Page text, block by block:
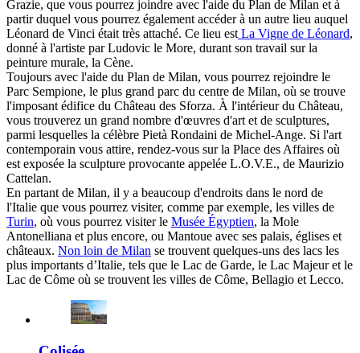
Grazie, que vous pourrez joindre avec l'aide du Plan de Milan et à
partir duquel vous pourrez également accéder à un autre lieu auquel
Léonard de Vinci était très attaché. Ce lieu est La Vigne de Léonard,
donné à l'artiste par Ludovic le More, durant son travail sur la
peinture murale, la Cène.
Toujours avec l'aide du Plan de Milan, vous pourrez rejoindre le
Parc Sempione, le plus grand parc du centre de Milan, où se trouve
l'imposant édifice du Château des Sforza. À l'intérieur du Château,
vous trouverez un grand nombre d'œuvres d'art et de sculptures,
parmi lesquelles la célèbre Pietà Rondaini de Michel-Ange. Si l'art
contemporain vous attire, rendez-vous sur la Place des Affaires où
est exposée la sculpture provocante appelée L.O.V.E., de Maurizio
Cattelan.
En partant de Milan, il y a beaucoup d'endroits dans le nord de
l'Italie que vous pourrez visiter, comme par exemple, les villes de
Turin, où vous pourrez visiter le Musée Égyptien, la Mole
Antonelliana et plus encore, ou Mantoue avec ses palais, églises et
châteaux. Non loin de Milan se trouvent quelques-uns des lacs les
plus importants d’Italie, tels que le Lac de Garde, le Lac Majeur et le
Lac de Côme où se trouvent les villes de Côme, Bellagio et Lecco.